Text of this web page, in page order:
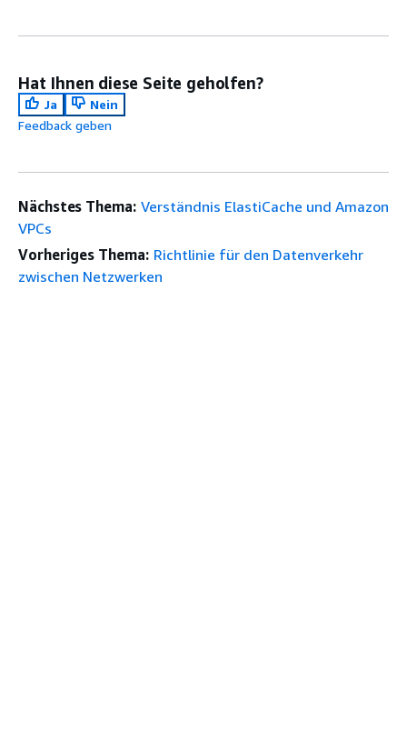
Hat Ihnen diese Seite geholfen?
Ja
Nein
Feedback geben
Nächstes Thema: Verständnis ElastiCache und Amazon
VPCs
Vorheriges Thema: Richtlinie für den Datenverkehr
zwischen Netzwerken